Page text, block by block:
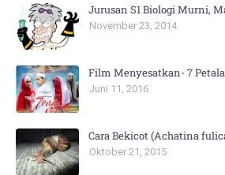
Jurusan S1 Biologi Murni,
November 23, 2014
Film Menyesatkan- 7
Juni 11, 2016
Cara Bekicot (Achatina
Oktober 21, 2015